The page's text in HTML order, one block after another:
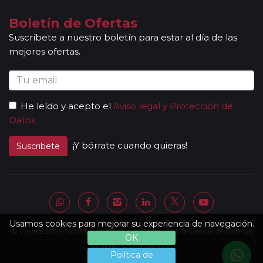
Usamos cookies para mejorar su experiencia de navegación.
OK
Política de
viaje, se aceptan reservas a compartir solamente si la
duración del sector es de al menos 7 noches de hotel.
Mayores de 65 años:las personas mayores de 65 años se
beneficiarán de un descuento del 5% en todos los viajes
programados en temporada baja y durante todo el año en
los circuitos marcados con el símbolo "pasajero club".
importe alguno sin tener derecho a servicio alguno
(atención, el seguro tampoco está incluido). Los padres
abonarán directamente los servicios que pudieran precisar y
requieran (cuna, etc.). * De 3 a 8 años: Se les ofrece un
ofrece un descuento del 10 % en el valor del viaje (no valido
para grupos).
Otras notas a tener en cuenta:
Todas nuestras rutas, independientemente del
número de pasajeros, incluyen la presencia de guías
acompañantes, profesionales con mucha experiencia,
Boletín de Ofertas
Suscríbete a nuestro boletín para estar al día de las
mejores ofertas.
He leído y acepto el Aviso legal y Protección de
Datos
Suscribete ¡Y bórrate cuando quieras!
© Viajata 2026 Todos los derechos reservados | Título-licencia de Agencia
de Viajes C.I.AN 18841-3.